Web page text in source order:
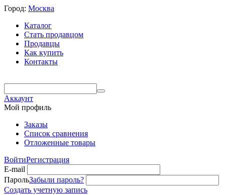
Город: Москва
Каталог
Стать продавцом
Продавцы
Как купить
Контакты
Аккаунт
Мой профиль
Заказы
Список сравнения
Отложенные товары
ВойтиРегистрация
E-mail
ПарольЗабыли пароль?
Создать учетную запись